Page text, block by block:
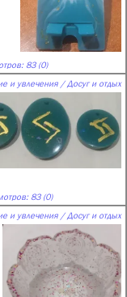
83 (0)
и увлечения / Досуг и отдых
83 (0)
и увлечения / Досуг и отдых